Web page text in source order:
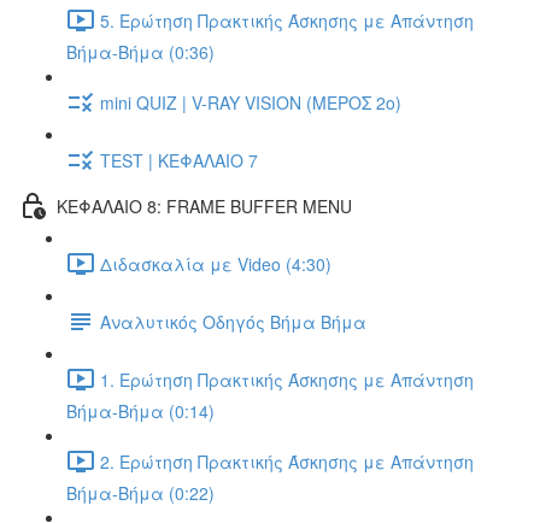
5. Ερώτηση Πρακτικής Άσκησης με Απάντηση
Βήμα-Βήμα (0:36)
mini QUIZ | V-RAY VISION (ΜΕΡΟΣ 2ο)
TEST | ΚΕΦΑΛΑΙΟ 7
ΚΕΦΑΛΑΙΟ 8: FRAME BUFFER MENU
Διδασκαλία με Video (4:30)
Αναλυτικός Οδηγός Βήμα Βήμα
1. Ερώτηση Πρακτικής Άσκησης με Απάντηση
Βήμα-Βήμα (0:14)
2. Ερώτηση Πρακτικής Άσκησης με Απάντηση
Βήμα-Βήμα (0:22)